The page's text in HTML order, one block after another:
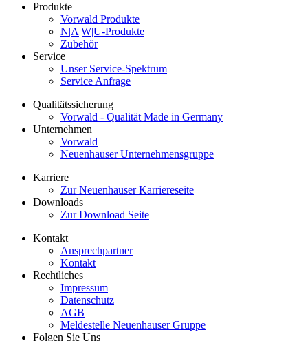
Produkte
Vorwald Produkte
N|A|W|U-Produkte
Zubehör
Service
Unser Service-Spektrum
Service Anfrage
Qualitätssicherung
Vorwald - Qualität Made in Germany
Unternehmen
Vorwald
Neuenhauser Unternehmensgruppe
Karriere
Zur Neuenhauser Karriereseite
Downloads
Zur Download Seite
Kontakt
Ansprechpartner
Kontakt
Rechtliches
Impressum
Datenschutz
AGB
Meldestelle Neuenhauser Gruppe
Folgen Sie Uns